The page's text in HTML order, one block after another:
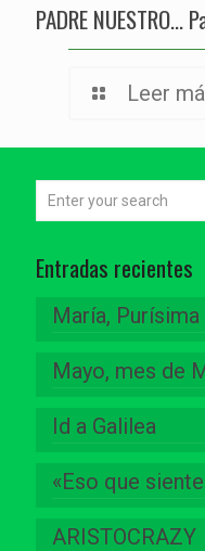
PADRE NUESTRO…
Leer
Entradas recientes
María,
Mayo, mes de
Id a Galilea
«Eso que
ARISTOCRAZY